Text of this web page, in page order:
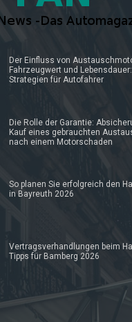
Der Einfluss von
Fahrzeugwert und
Strategien für Autofahrer
Die Rolle der Garantie:
Kauf eines gebrauchten
nach einem Motorschaden
So planen Sie erfolgreich den
in Bayreuth 2026
Vertragsverhandlungen beim
Tipps für Bamberg 2026